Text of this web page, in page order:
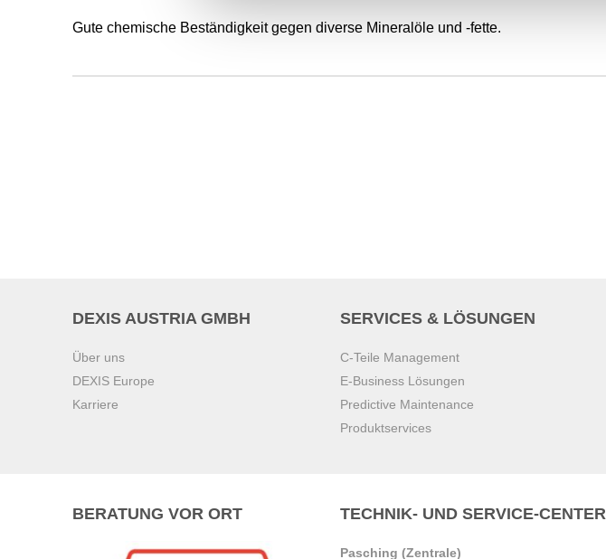
Gute chemische Beständigkeit gegen diverse Mineralöle und -fette.
DEXIS AUSTRIA GMBH
Über uns
DEXIS Europe
Karriere
SERVICES & LÖSUNGEN
C-Teile Management
E-Business Lösungen
Predictive Maintenance
Produktservices
BERATUNG VOR ORT TECHNIK- UND SERVICE-CENTER
Pasching (Zentrale)